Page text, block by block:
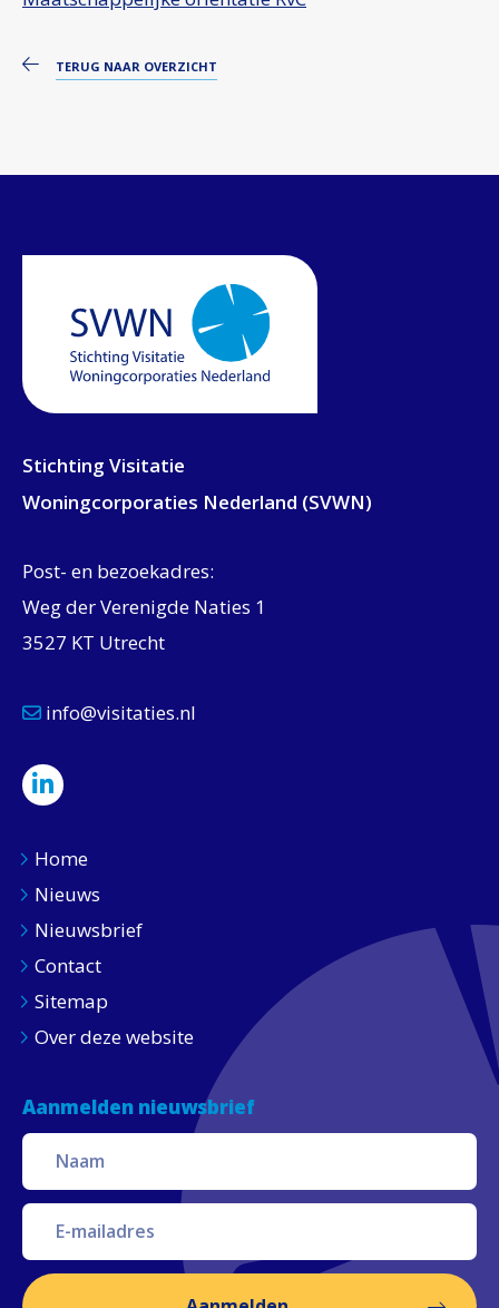
TERUG NAAR OVERZICHT
Stichting Visitatie
Woningcorporaties Nederland (SVWN)
Post- en bezoekadres:
Weg der Verenigde Naties 1
3527 KT Utrecht
info@visitaties.nl
Home
Nieuws
Nieuwsbrief
Contact
Sitemap
Over deze website
Aanmelden nieuwsbrief